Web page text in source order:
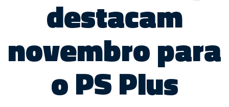
destacam
novembro para
o PS Plus